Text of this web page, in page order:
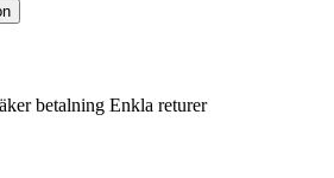
betalning Enkla returer